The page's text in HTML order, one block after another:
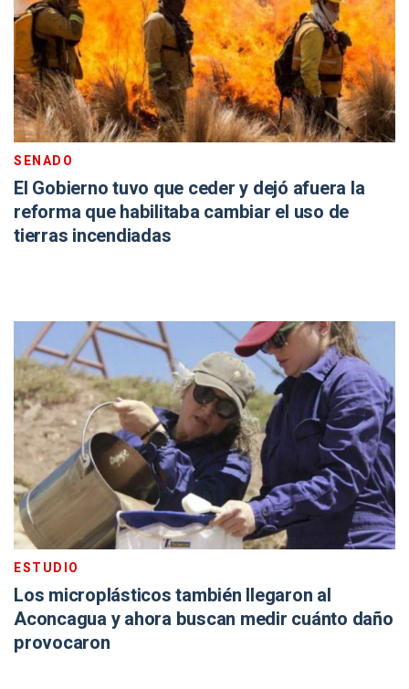
SENADO
El Gobierno tuvo que ceder y dejó afuera la
reforma que habilitaba cambiar el uso de
tierras incendiadas
ESTUDIO
Los microplásticos también llegaron al
Aconcagua y ahora buscan medir cuánto daño
provocaron